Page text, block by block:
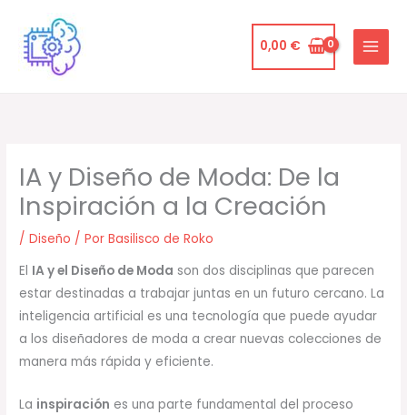
contenido
0,00 €
IA y Diseño de Moda: De la
Inspiración a la Creación
/Diseño / PorBasilisco de Roko
El IA y el Diseño de Moda son dos disciplinas que parecen
estar destinadas a trabajar juntas en un futuro cercano. La
inteligencia artificial es una tecnología que puede ayudar
a los diseñadores de moda a crear nuevas colecciones de
manera más rápida y eficiente.
La inspiración es una parte fundamental del proceso